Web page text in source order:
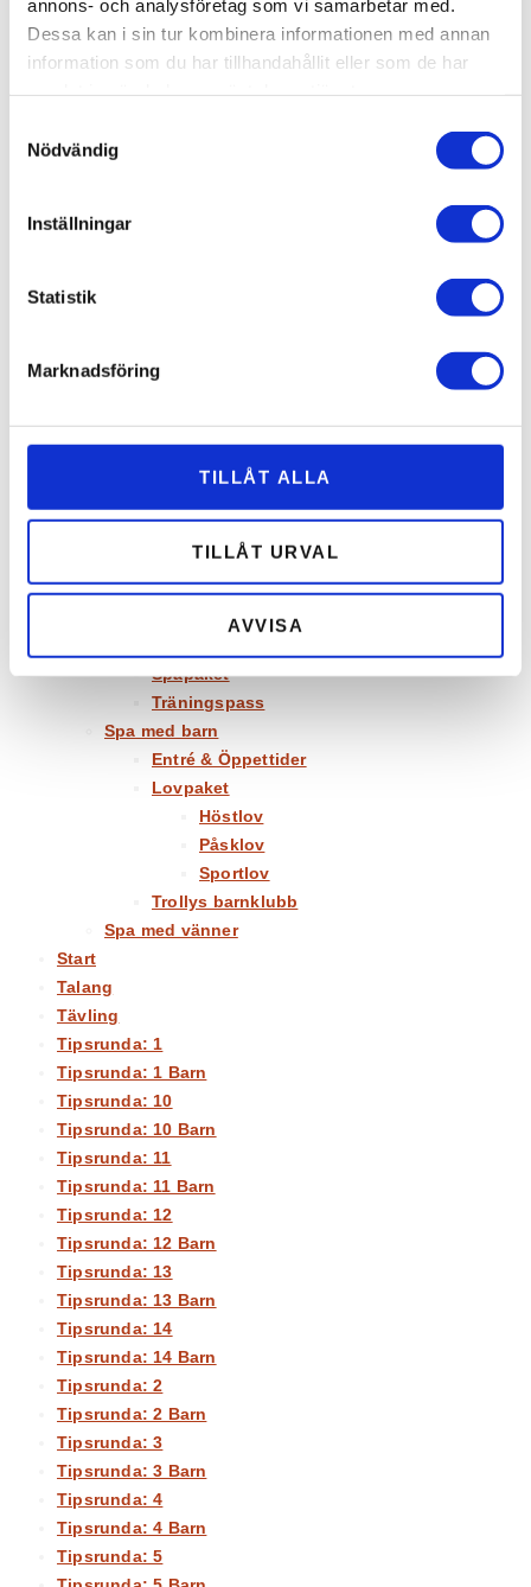
annons- och analysföretag som vi samarbetar med.
Dessa kan i sin tur kombinera informationen med annan
information som du har tillhandahållit eller som de har
Nödvändig
Inställningar
Statistik
Marknadsföring
TILLÅT ALLA
TILLÅT URVAL
AVVISA
Mors Dag
Golfpaket
Översiktskarta
Sommarspecial
Sommarpaket
Behandlingar
Entré & Öppettider
Evenemang
Spapaket
Träningspass
Spa med barn
Entré & Öppettider
Lovpaket
Höstlov
Påsklov
Sportlov
Trollys barnklubb
Spa med vänner
Start
Talang
Tävling
Tipsrunda: 1
Tipsrunda: 1 Barn
Tipsrunda: 10
Tipsrunda: 10 Barn
Tipsrunda: 11
Tipsrunda: 11 Barn
Tipsrunda: 12
Tipsrunda: 12 Barn
Tipsrunda: 13
Tipsrunda: 13 Barn
Tipsrunda: 14
Tipsrunda: 14 Barn
Tipsrunda: 2
Tipsrunda: 2 Barn
Tipsrunda: 3
Tipsrunda: 3 Barn
Tipsrunda: 4
Tipsrunda: 4 Barn
Tipsrunda: 5